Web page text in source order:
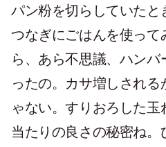
パン粉を切らしていたと
つなぎにごはんを使って
ら、あら不思議、ハン
ったの。カサ増しされる
ゃない。すりおろした玉
当たりの良さの秘密ね